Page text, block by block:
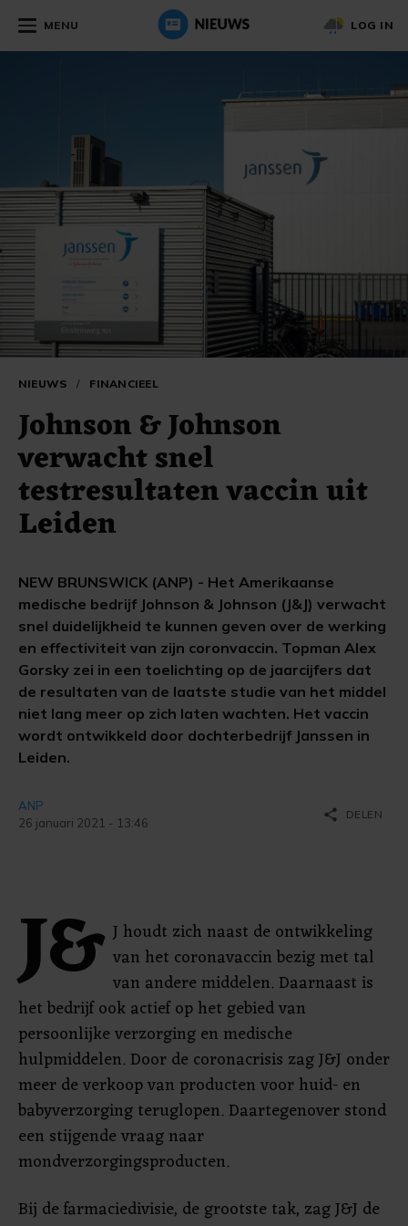
MENU LOG IN
NIEUWS / FINANCIEEL
Johnson & Johnson
verwacht snel
testresultaten vaccin uit
Leiden
NEW BRUNSWICK (ANP) - Het Amerikaanse
medische bedrijf Johnson & Johnson (J&J) verwacht
snel duidelijkheid te kunnen geven over de werking
en effectiviteit van zijn coronvaccin. Topman Alex
Gorsky zei in een toelichting op de jaarcijfers dat
de resultaten van de laatste studie van het middel
niet lang meer op zich laten wachten. Het vaccin
wordt ontwikkeld door dochterbedrijf Janssen in
Leiden.
ANP
26 januari 2021 - 13:46
share DELEN
J& J houdt zich naast de ontwikkeling
van het coronavaccin bezig met tal
van andere middelen. Daarnaast is
het bedrijf ook actief op het gebied van
persoonlijke verzorging en medische
hulpmiddelen. Door de coronacrisis zag J&J onder
meer de verkoop van producten voor huid- en
babyverzorging teruglopen. Daartegenover stond
een stijgende vraag naar
mondverzorgingsproducten.
Bij de farmaciedivisie, de grootste tak, zag J&J de